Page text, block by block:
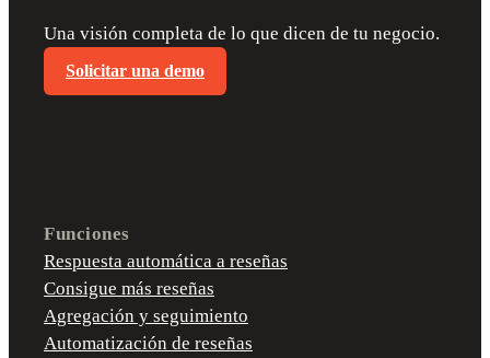
Una visión completa de lo que dicen de tu negocio.
Solicitar una demo
Funciones
Respuesta automática a reseñas
Consigue más reseñas
Agregación y seguimiento
Automatización de reseñas